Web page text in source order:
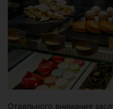
Отдельного внимания